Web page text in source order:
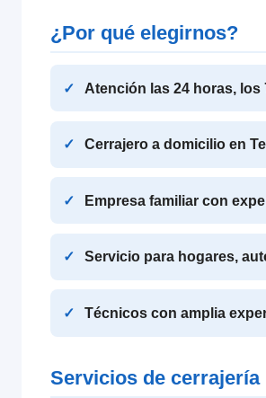
¿Por qué elegirnos?
Atención las 24 horas, los
Cerrajero a domicilio en
Empresa familiar con
Servicio para hogares,
Técnicos con amplia
Servicios de cerrajería